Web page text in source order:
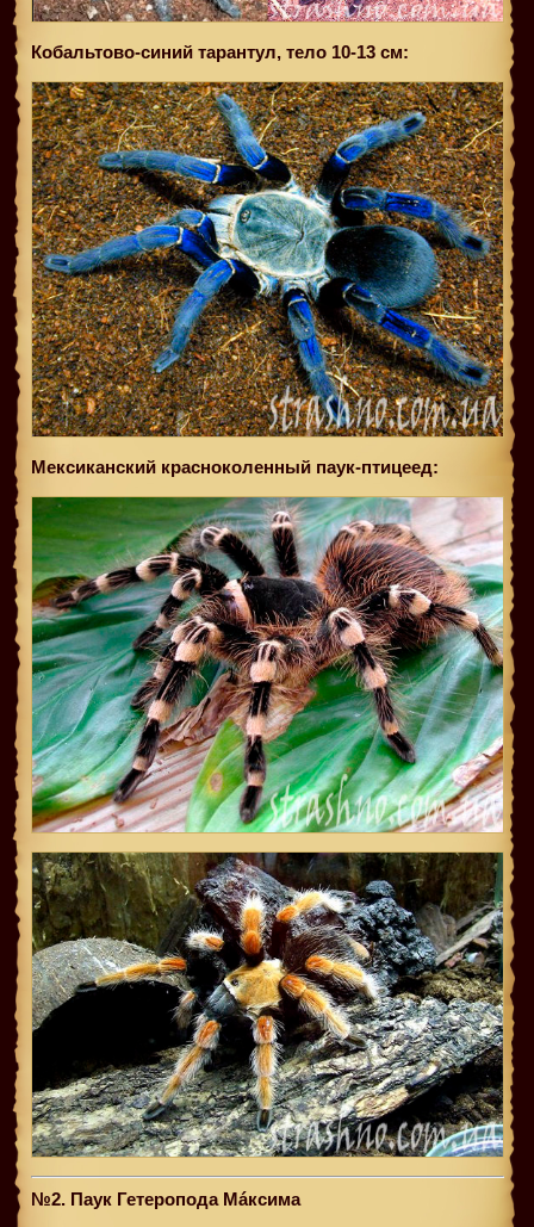
Кобальтово-синий тарантул, тело 10-13 см:
Мексиканский красноколенный паук-птицеед:
№2. Паук Гетеропода Мáксима